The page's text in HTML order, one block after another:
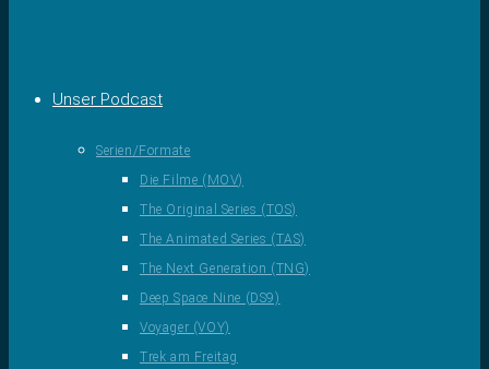
Unser Podcast
Serien/Formate
Die Filme (MOV)
The Original Series (TOS)
The Animated Series (TAS)
The Next Generation (TNG)
Deep Space Nine (DS9)
Voyager (VOY)
Trek am Freitag